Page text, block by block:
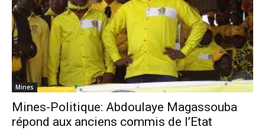
Mines
Mines-Politique: Abdoulaye Magassouba
répond aux anciens commis de l’Etat